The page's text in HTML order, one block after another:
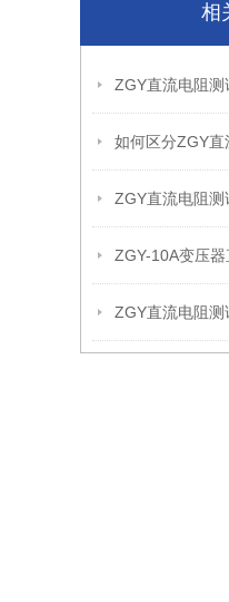
相
如何区分ZGY
ZGY直流电阻
ZGY直流电阻